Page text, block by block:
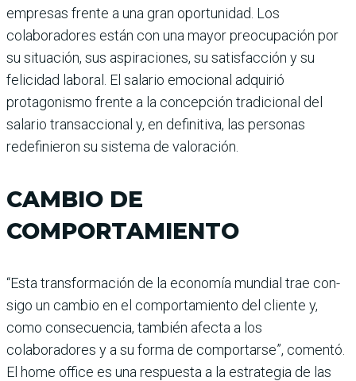
empresas frente a una gran oportunidad. Los
colaboradores están con una mayor preocupación por
su situación, sus aspiraciones, su satisfacción y su
felicidad laboral. El salario emocio­nal adquirió
protagonismo frente a la concepción tradi­cional del
salario transaccio­nal y, en definitiva, las perso­nas
redefinieron su sistema de valoración.
CAMBIO DE
COMPORTAMIENTO
“Esta transformación de la economía mundial trae con­
sigo un cambio en el com­portamiento del cliente y,
como consecuencia, también afecta a los
colaboradores y a su forma de comportarse”, comentó.
El home office es una respuesta a la estrategia de las